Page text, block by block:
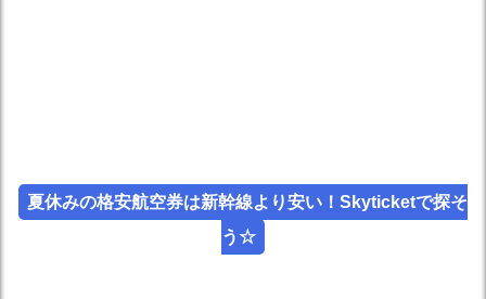
夏休みの格安航空券は新幹線より安い！Skyticketで探そ
う☆